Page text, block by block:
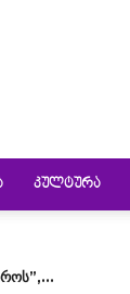
ᲙᲣᲚᲢᲣᲠᲐ